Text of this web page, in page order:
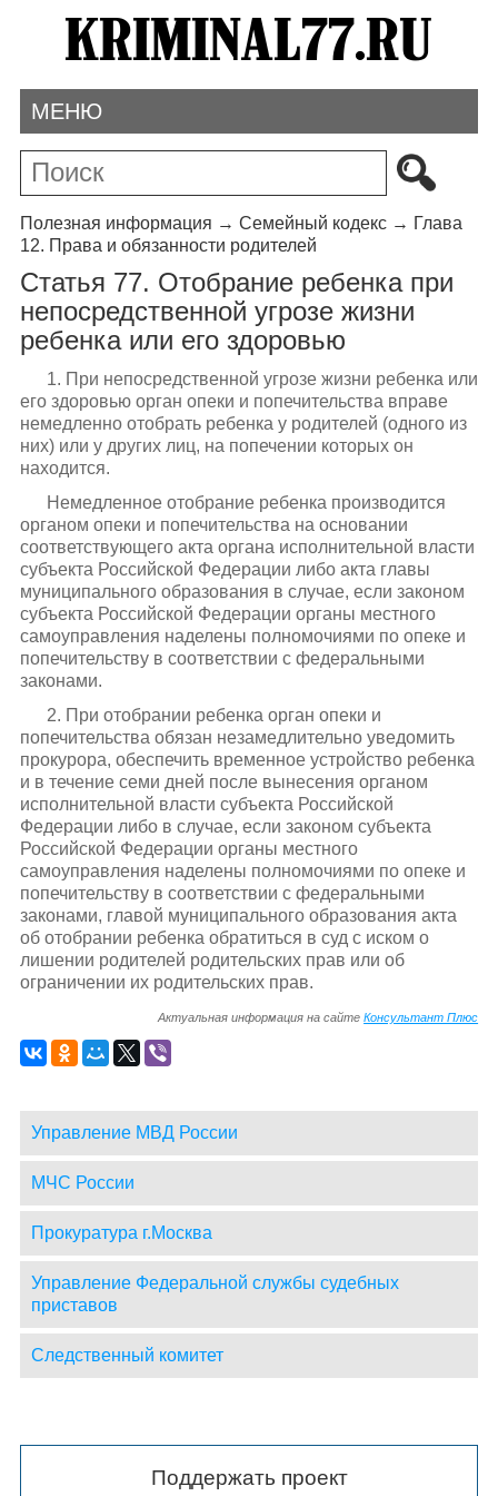
МЕНЮ
Полезная информация → Семейный кодекс→ Глава
12. Права и обязанности родителей
Статья 77. Отобрание ребенка при
непосредственной угрозе жизни
ребенка или его здоровью
1. При непосредственной угрозе жизни ребенка или
его здоровью орган опеки и попечительства вправе
немедленно отобрать ребенка у родителей (одного из
них) или у других лиц, на попечении которых он
находится.
Немедленное отобрание ребенка производится
органом опеки и попечительства на основании
соответствующего акта органа исполнительной власти
субъекта Российской Федерации либо акта главы
муниципального образования в случае, если законом
субъекта Российской Федерации органы местного
самоуправления наделены полномочиями по опеке и
попечительству в соответствии с федеральными
законами.
2. При отобрании ребенка орган опеки и
попечительства обязан незамедлительно уведомить
прокурора, обеспечить временное устройство ребенка
и в течение семи дней после вынесения органом
исполнительной власти субъекта Российской
Федерации либо в случае, если законом субъекта
Российской Федерации органы местного
самоуправления наделены полномочиями по опеке и
попечительству в соответствии с федеральными
законами, главой муниципального образования акта
об отобрании ребенка обратиться в суд с иском о
лишении родителей родительских прав или об
ограничении их родительских прав.
Актуальная информация на сайтеКонсультант Плюс
Управление МВД России
МЧС России
Прокуратура г.Москва
Управление Федеральной службы судебных
приставов
Следственный комитет
Поддержать проект